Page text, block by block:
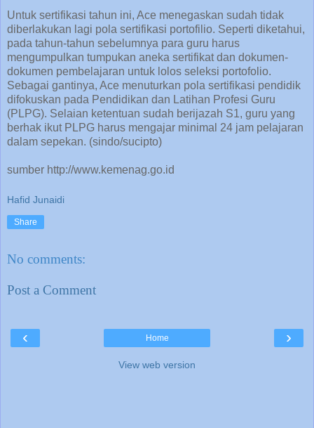
Untuk sertifikasi tahun ini, Ace menegaskan sudah tidak
diberlakukan lagi pola sertifikasi portofilio. Seperti diketahui,
pada tahun-tahun sebelumnya para guru harus
mengumpulkan tumpukan aneka sertifikat dan dokumen-
dokumen pembelajaran untuk lolos seleksi portofolio.
Sebagai gantinya, Ace menuturkan pola sertifikasi pendidik
difokuskan pada Pendidikan dan Latihan Profesi Guru
(PLPG). Selaian ketentuan sudah berijazah S1, guru yang
berhak ikut PLPG harus mengajar minimal 24 jam pelajaran
dalam sepekan. (sindo/sucipto)
sumber http://www.kemenag.go.id
Hafid Junaidi
Share
No comments:
Post a Comment
‹ ›
Home
View web version